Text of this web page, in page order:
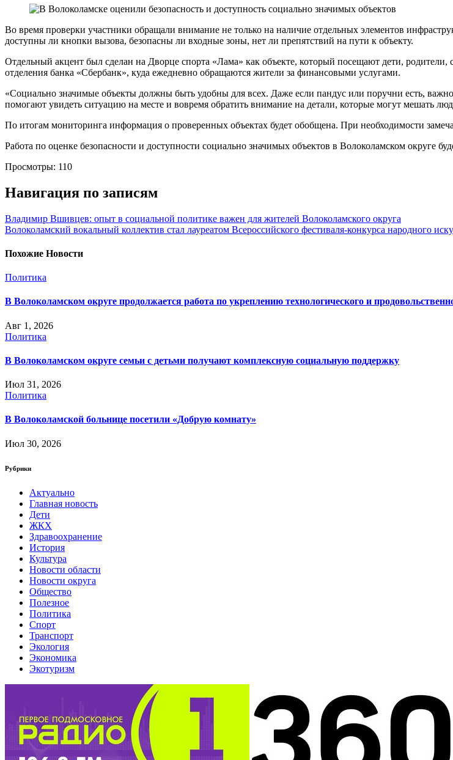
Во время проверки участники обращали внимание не только на наличие отдельных элементов
доступны ли кнопки вызова, безопасны ли входные зоны, нет ли препятствий на пути к объекту.
Отдельный акцент был сделан на Дворце спорта «Лама» как объекте, который посещают дети,
отделения банка «Сбербанк», куда ежедневно обращаются жители за финансовыми услугами.
«Социально значимые объекты должны быть удобны для всех. Даже если пандус или поручни есть,
помогают увидеть ситуацию на месте и вовремя обратить внимание на детали, которые могут мешать
По итогам мониторинга информация о проверенных объектах будет обобщена. При необходимости
Работа по оценке безопасности и доступности социально значимых объектов в Волоколамском округе
Просмотры: 110
Навигация по записям
Владимир Вшивцев: опыт в социальной политике важен для жителей Волоколамского округа
Волоколамский вокальный коллектив стал лауреатом Всероссийского фестиваля-конкурса народного
Похожие Новости
Политика
В Волоколамском округе продолжается работа по укреплению технологического и
Авг 1, 2026
Политика
В Волоколамском округе семьи с детьми получают комплексную социальную поддержку
Июл 31, 2026
Политика
В Волоколамской больнице посетили «Добрую комнату»
Июл 30, 2026
Рубрики
Актуально
Главная новость
Дети
ЖКХ
Здравоохранение
История
Культура
Новости области
Новости округа
Общество
Полезное
Политика
Спорт
Транспорт
Экология
Экономика
Экотуризм